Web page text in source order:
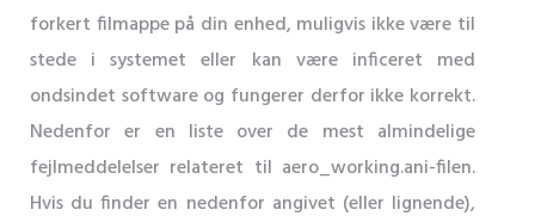
forkert filmappe på din enhed, muligvis ikke være til
stede i systemet eller kan være inficeret med
ondsindet software og fungerer derfor ikke korrekt.
Nedenfor er en liste over de mest almindelige
fejlmeddelelser relateret til aero_working.ani-filen.
Hvis du finder en nedenfor angivet (eller lignende),